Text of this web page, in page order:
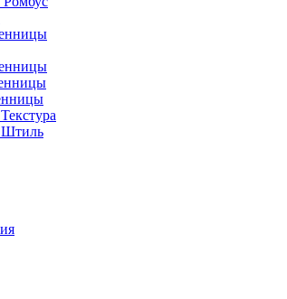
Штиль